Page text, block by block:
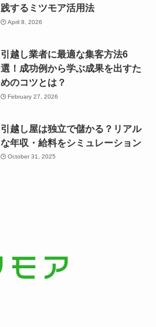
践するミツモア活用法
April 8, 2026
引越し業者に最適な集客方法6
選！成功例から学ぶ成果を出すた
めのコツとは？
February 27, 2026
引越し屋は独立で儲かる？リアル
な年収・給料をシミュレーション
October 31, 2025